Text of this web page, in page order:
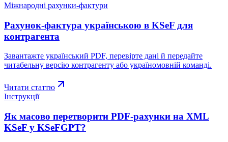
Міжнародні рахунки-фактури
Рахунок-фактура українською в KSeF для
контрагента
Завантажте український PDF, перевірте дані й передайте
читабельну версію контрагенту або україномовній команді.
Читати статтю
Інструкції
Як масово перетворити PDF-рахунки на XML
KSeF у KSeFGPT?